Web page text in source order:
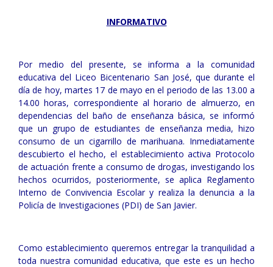
INFORMATIVO
Por medio del presente, se informa a la comunidad
educativa del Liceo Bicentenario San José, que durante el
día de hoy, martes 17 de mayo en el periodo de las 13.00 a
14.00 horas, correspondiente al horario de almuerzo, en
dependencias del baño de enseñanza básica, se informó
que un grupo de estudiantes de enseñanza media, hizo
consumo de un cigarrillo de marihuana. Inmediatamente
descubierto el hecho, el establecimiento activa Protocolo
de actuación frente a consumo de drogas, investigando los
hechos ocurridos, posteriormente, se aplica Reglamento
Interno de Convivencia Escolar y realiza la denuncia a la
Policía de Investigaciones (PDI) de San Javier.
Como establecimiento queremos entregar la tranquilidad a
toda nuestra comunidad educativa, que este es un hecho